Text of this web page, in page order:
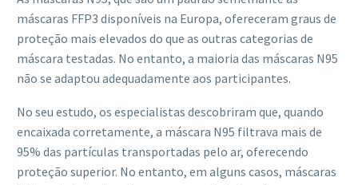
máscaras FFP3 disponíveis na Europa, ofereceram graus de
proteção mais elevados do que as outras categorias de
máscara testadas. No entanto, a maioria das máscaras N95
não se adaptou adequadamente aos participantes.
No seu estudo, os especialistas descobriram que, quando
encaixada corretamente, a máscara N95 filtrava mais de
95% das partículas transportadas pelo ar, oferecendo
proteção superior. No entanto, em alguns casos, máscaras